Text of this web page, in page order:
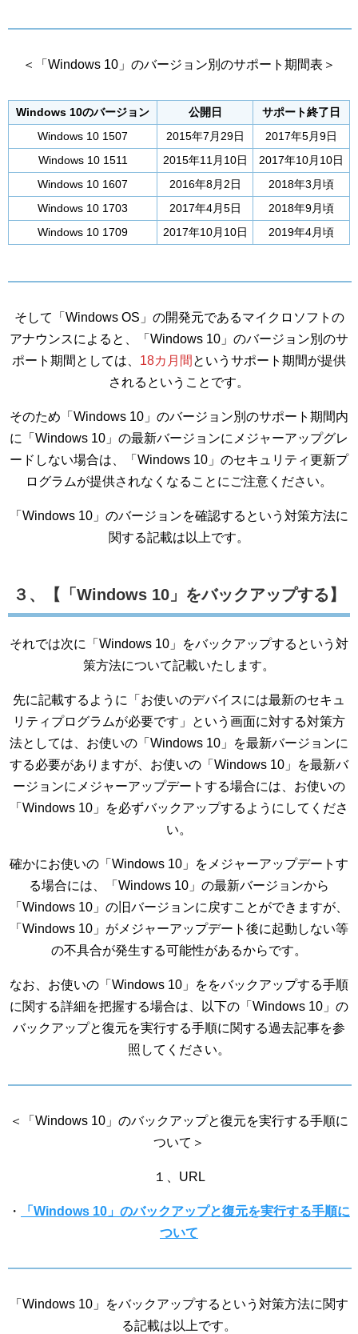
＜「Windows 10」のバージョン別のサポート期間表＞
Windows 10のバージョン 公開日
サポート終了日
Windows 10 1507
2015年7月29日
2017年5月9日
Windows 10 1511
2015年11月10日
2017年10月10日
Windows 10 1607
2016年8月2日
2018年3月頃
Windows 10 1703
2017年4月5日
2018年9月頃
Windows 10 1709
2017年10月10日 2019年4月頃
そして「Windows OS」の開発元であるマイクロソフトの
アナウンスによると、「Windows 10」のバージョン別のサ
ポート期間としては、 18カ月間 というサポート期間が提供
されるということです。
そのため「Windows 10」のバージョン別のサポート期間内
に「Windows 10」の最新バージョンにメジャーアップグレ
ードしない場合は、「Windows 10」のセキュリティ更新プ
ログラムが提供されなくなることにご注意ください。
「Windows 10」のバージョンを確認するという対策方法に
関する記載は以上です。
３、【「Windows 10」をバックアップする】
それでは次に「Windows 10」をバックアップするという対
策方法について記載いたします。
先に記載するように「お使いのデバイスには最新のセキュ
リティプログラムが必要です」という画面に対する対策方
法としては、お使いの「Windows 10」を最新バージョンに
する必要がありますが、お使いの「Windows 10」を最新バ
ージョンにメジャーアップデートする場合には、お使いの
「Windows 10」を必ずバックアップするようにしてくださ
い。
確かにお使いの「Windows 10」をメジャーアップデートす
る場合には、「Windows 10」の最新バージョンから
「Windows 10」の旧バージョンに戻すことができますが、
「Windows 10」がメジャーアップデート後に起動しない等
の不具合が発生する可能性があるからです。
なお、お使いの「Windows 10」ををバックアップする手順
に関する詳細を把握する場合は、以下の「Windows 10」の
バックアップと復元を実行する手順に関する過去記事を参
照してください。
＜「Windows 10」のバックアップと復元を実行する手順に
ついて＞
１、URL
・
「Windows 10」のバックアップと復元を実行する手順に
ついて
「Windows 10」をバックアップするという対策方法に関す
る記載は以上です。